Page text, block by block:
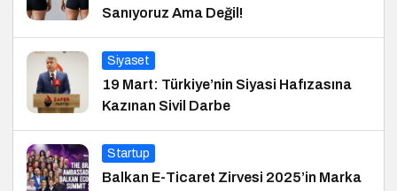
Sanıyoruz Ama Değil!
Siyaset
19 Mart: Türkiye’nin Siyasi Hafızasına
Kazınan Sivil Darbe
Startup
Balkan E-Ticaret Zirvesi 2025’in Marka